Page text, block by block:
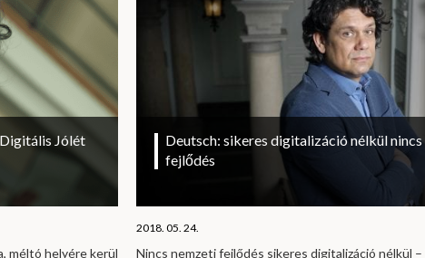
Jólét
méltó helyére kerül
Deutsch: sikeres digitalizáció nélkül
fejlődés
2018. 05. 24.
Nincs nemzeti fejlődés sikeres digitalizáció nélkül